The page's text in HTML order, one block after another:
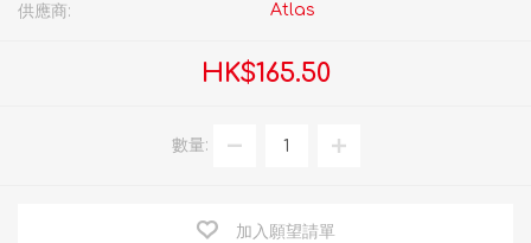
供應商: Atlas
HK$165.50
數量:
加入願望請單